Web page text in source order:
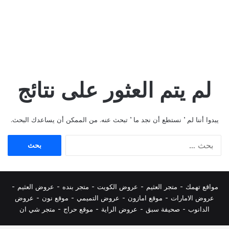
لم يتم العثور على نتائج
يبدوا أننا لم ’ نستطع أن نجد ما ’ تبحث عنه. من الممكن أن يساعدك البحث.
مواقع تهمك - متجر العثيم - عروض الكويت - متجر بنده - عروض العثيم -
عروض الامارات - موقع امازون - عروض التميمي - موقع نون - عروض
الدانوب - صحيفة سبق - عروض الراية - موقع حراج - متجر شي ان